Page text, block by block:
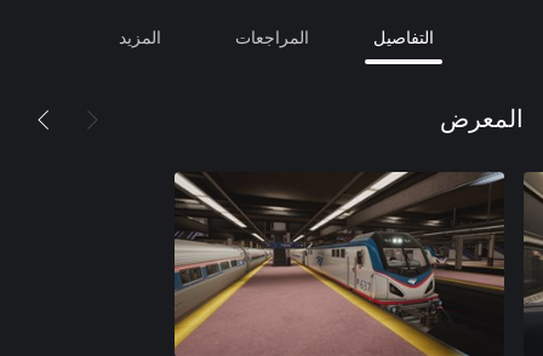
التفاصيل المراجعات المزيد
المعرض